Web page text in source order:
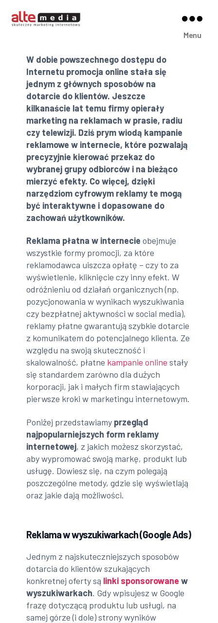
Media
Menu
W dobie powszechnego dostępu do
Internetu promocja online stała się
jednym z głównych sposobów na
dotarcie do klientów. Jeszcze
kilkanaście lat temu firmy opierały
marketing na reklamach w prasie, radiu
czy telewizji. Dziś prym wiodą kampanie
reklamowe w internecie, które pozwalają
precyzyjnie kierować przekaz do
wybranej grupy odbiorców i na bieżąco
mierzyć efekty. Co więcej, dzięki
narzędziom cyfrowym reklamy te mogą
być interaktywne i dopasowane do
zachowań użytkowników.
Reklama płatna w internecie obejmuje
wszystkie formy promocji, za które
reklamodawca uiszcza opłatę – czy to za
wyświetlenie, kliknięcie czy inny efekt. W
odróżnieniu od działań organicznych (np.
pozycjonowania w wynikach wyszukiwania
czy bezpłatnej aktywności w social media),
reklamy płatne gwarantują szybkie dotarcie
z komunikatem do potencjalnego klienta. Ze
względu na swoją skuteczność i
skalowalność, płatne kampanie online stały
się standardem zarówno dla dużych
korporacji, jak i małych firm stawiających
pierwsze kroki w marketingu internetowym.
Poniżej przedstawiamy przegląd
najpopularniejszych form reklamy
internetowej, z jakich możesz skorzystać,
aby wypromować swoją markę, produkt lub
usługę. Dowiesz się, na czym polegają
poszczególne metody, gdzie się wyświetlają
oraz jakie dają możliwości.
Reklama w wyszukiwarkach (Google Ads)
Jednym z najskuteczniejszych sposobów
dotarcia do klientów szukających
konkretnej oferty są linki sponsorowane w
wyszukiwarkach. Gdy wpisujesz w Google
frazę dotyczącą produktu lub usługi, na
samej górze (i dole) strony wyników